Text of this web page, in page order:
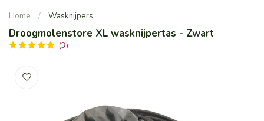
Home / Wasknijpers
Droogmolenstore XL wasknijpertas - Zwart
(3)